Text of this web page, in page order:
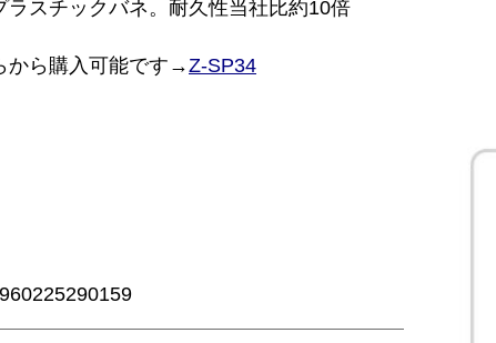
ラスチックバネ。耐久性当社比約10倍
から購入可能です→Z-SP34